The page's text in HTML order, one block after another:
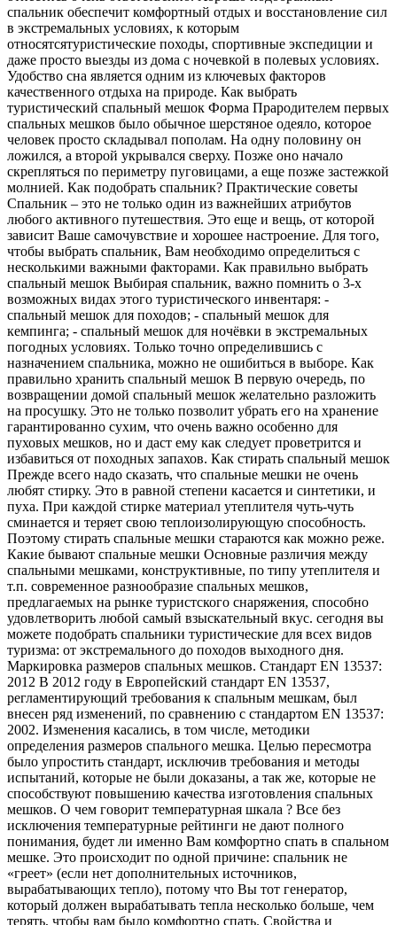
спальник обеспечит комфортный отдых и восстановление сил
в экстремальных условиях, к которым
относятсятуристические походы, спортивные экспедиции и
даже просто выезды из дома с ночевкой в полевых условиях.
Удобство сна является одним из ключевых факторов
качественного отдыха на природе. Как выбрать
туристический спальный мешок Форма Прародителем первых
спальных мешков было обычное шерстяное одеяло, которое
человек просто складывал пополам. На одну половину он
ложился, а второй укрывался сверху. Позже оно начало
скрепляться по периметру пуговицами, а еще позже застежкой
молнией. Как подобрать спальник? Практические советы
Cпальник – это не только один из важнейших атрибутов
любого активного путешествия. Это еще и вещь, от которой
зависит Ваше самочувствие и хорошее настроение. Для того,
чтобы выбрать спальник, Вам необходимо определиться с
несколькими важными факторами. Как правильно выбрать
спальный мешок Выбирая спальник, важно помнить о 3-х
возможных видах этого туристического инвентаря: -
спальный мешок для походов; - спальный мешок для
кемпинга; - спальный мешок для ночёвки в экстремальных
погодных условиях. Только точно определившись с
назначением спальника, можно не ошибиться в выборе. Как
правильно хранить спальный мешок В первую очередь, по
возвращении домой спальный мешок желательно разложить
на просушку. Это не только позволит убрать его на хранение
гарантированно сухим, что очень важно особенно для
пуховых мешков, но и даст ему как следует проветрится и
избавиться от походных запахов. Как стирать спальный мешок
Прежде всего надо сказать, что спальные мешки не очень
любят стирку. Это в равной степени касается и синтетики, и
пуха. При каждой стирке материал утеплителя чуть-чуть
сминается и теряет свою теплоизолирующую способность.
Поэтому стирать спальные мешки стараются как можно реже.
Какие бывают спальные мешки Основные различия между
спальными мешками, конструктивные, по типу утеплителя и
т.п. современное разнообразие спальных мешков,
предлагаемых на рынке туристского снаряжения, способно
удовлетворить любой самый взыскательный вкус. сегодня вы
можете подобрать спальники туристические для всех видов
туризма: от экстремального до походов выходного дня.
Маркировка размеров спальных мешков. Стандарт EN 13537:
2012 В 2012 году в Европейский стандарт EN 13537,
регламентирующий требования к спальным мешкам, был
внесен ряд изменений, по сравнению с стандартом EN 13537:
2002. Изменения касались, в том числе, методики
определения размеров спального мешка. Целью пересмотра
было упростить стандарт, исключив требования и методы
испытаний, которые не были доказаны, а так же, которые не
способствуют повышению качества изготовления спальных
мешков. О чем говорит температурная шкала ? Все без
исключения температурные рейтинги не дают полного
понимания, будет ли именно Вам комфортно спать в спальном
мешке. Это происходит по одной причине: спальник не
«греет» (если нет дополнительных источников,
вырабатывающих тепло), потому что Вы тот генератор,
который должен вырабатывать тепла несколько больше, чем
терять, чтобы вам было комфортно спать. Свойства и